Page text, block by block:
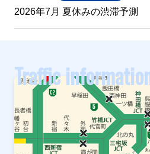
2026年7月 夏休みの渋滞予測
Traffic